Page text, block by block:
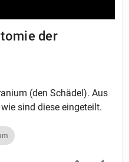
der
(den Schädel). Aus
sind diese eingeteilt.